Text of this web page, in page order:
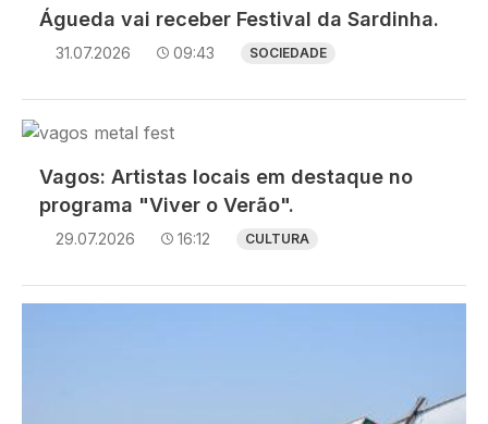
Águeda vai receber Festival da Sardinha.
31.07.2026 09:43 SOCIEDADE
Imagem
Vagos: Artistas locais em destaque no
programa "Viver o Verão".
29.07.2026 16:12 CULTURA